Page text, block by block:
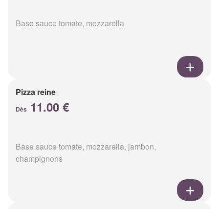
Base sauce tomate, mozzarella
Pizza reine
Dès 11.00 €
Base sauce tomate, mozzarella, jambon,
champignons